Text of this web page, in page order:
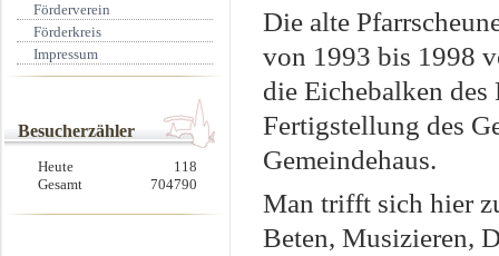
Förderverein
Förderkreis
Impressum
Besucherzähler
Heute
118
Gesamt
704790
Die alte
von 1993 bis 1998
die Eichebalken des
Fertigstellung des
Gemeindehaus.
Man trifft sich hier
Beten, Musizieren,